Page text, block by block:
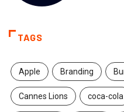
TAGS
Apple Branding
Cannes Lions coca-cola